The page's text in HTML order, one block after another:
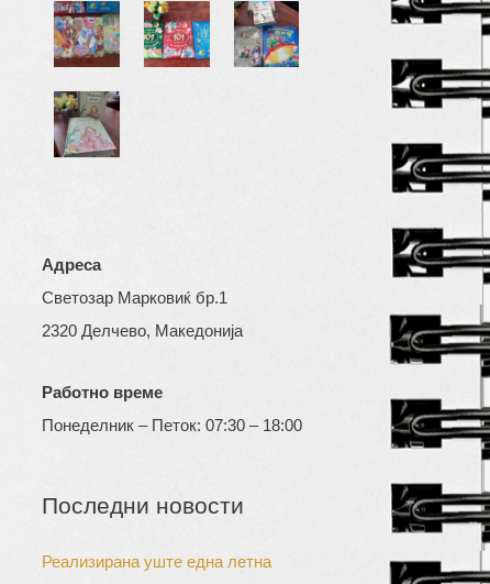
Адреса
Светозар Марковиќ бр.1
2320 Делчево, Македонија
Работно време
Понеделник – Петок: 07:30 – 18:00
Последни новости
Реализирана уште една летна